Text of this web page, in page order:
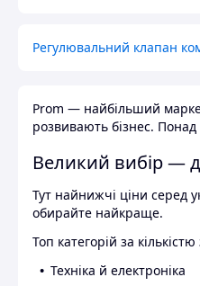
Регулювальний клапан
Prom — найбільший
розвивають бізнес.
Великий вибір —
Тут найнижчі ціни серед
обирайте найкраще.
Топ категорій за
Техніка й електроніка